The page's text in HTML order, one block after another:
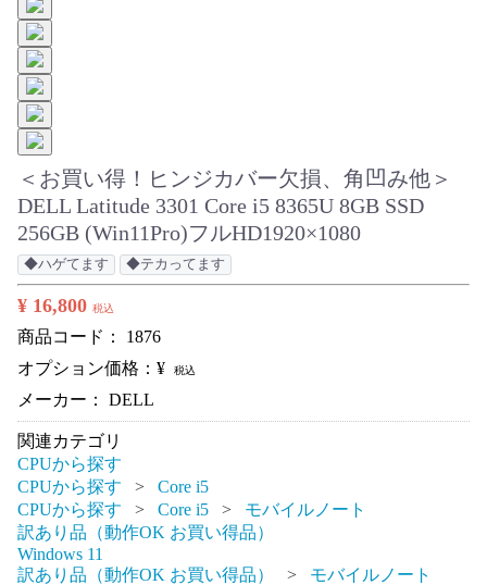
＜お買い得！ヒンジカバー欠損、角凹み他＞
DELL Latitude 3301 Core i5 8365U 8GB SSD
256GB (Win11Pro)フルHD1920×1080
◆ハゲてます ◆テカってます
¥ 16,800 税込
商品コード： 1876
オプション価格：¥
税込
メーカー： DELL
関連カテゴリ
CPUから探す
CPUから探す
Core i5
CPUから探す
Core i5
モバイルノート
訳あり品（動作OK お買い得品）
Windows 11
訳あり品（動作OK お買い得品）
モバイルノート